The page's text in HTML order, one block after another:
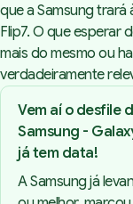
que a Samsung trará
Flip7. O que esperar
mais do mesmo ou
verdadeiramente
Vem aí o desfile
Samsung -
já tem data!
A Samsung já